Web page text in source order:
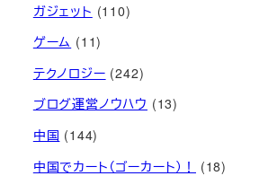
ガジェット (110)
ゲーム (11)
テクノロジー (242)
ブログ運営ノウハウ (13)
中国 (144)
中国でカート（ゴーカート）！
(18)